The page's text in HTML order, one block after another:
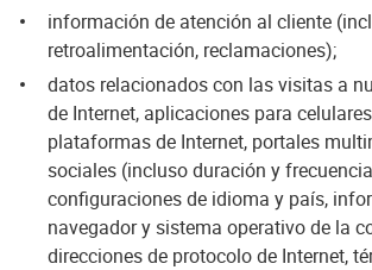
información de atención al cliente
retroalimentación, reclamaciones);
datos relacionados con las visitas a
de Internet, aplicaciones para
plataformas de Internet, portales
sociales (incluso duración y
configuraciones de idioma y país,
navegador y sistema operativo de la
direcciones de protocolo de Internet,